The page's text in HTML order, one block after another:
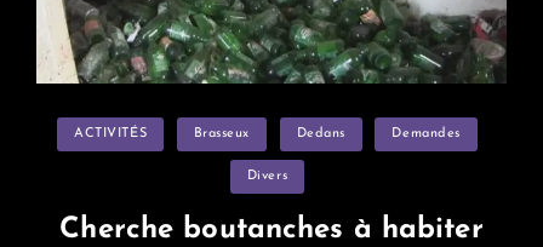
Categories
ACTIVITÉS Brasseux Dedans Demandes
Divers
Cherche boutanches à habiter